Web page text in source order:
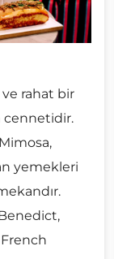
ve rahat bir
cennetidir.
yemekleri